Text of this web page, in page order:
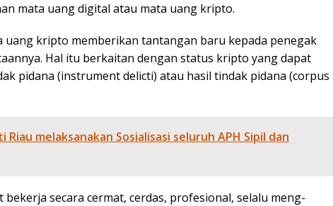
mata uang digital atau mata uang kripto.
uang kripto memberikan tantangan baru kepada penegak
Hal itu berkaitan dengan status kripto yang dapat
pidana (instrument delicti) atau hasil tindak pidana (corpus
Riau melaksanakan Sosialisasi seluruh APH Sipil dan
secara cermat, cerdas, profesional, selalu meng-